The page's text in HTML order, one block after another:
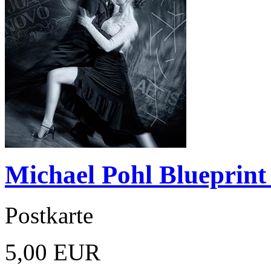
Michael Pohl Blueprint
Postkarte
5,00 EUR